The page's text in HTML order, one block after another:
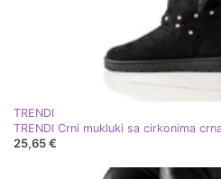
TRENDI
TRENDI Crni mukluki sa cirkonima crna
25,65 €